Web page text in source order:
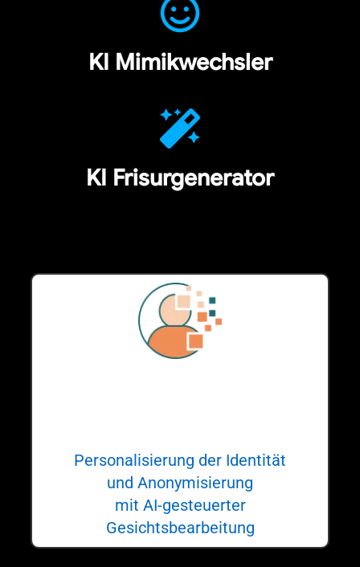
KI Mimikwechsler
KI Frisurgenerator
Personalisierung der Identität
und Anonymisierung
mit AI-gesteuerter
Gesichtsbearbeitung